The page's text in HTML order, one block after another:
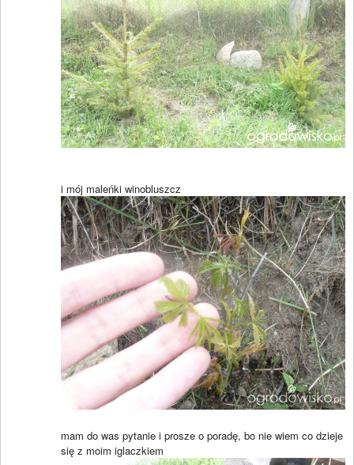
i mój maleńki winobluszcz
mam do was pytanie i prosze o poradę, bo nie wiem co dzieje
się z moim iglaczkiem